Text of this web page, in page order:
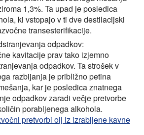
1,3%. Ta upad je posledica
ki vstopajo v ti dve destilacijski
transesterifikacije.
odpadkov:
kavitacije prav tako izjemno
odpadkov. Ta strošek v
razbijanja je približno petina
kar je posledica znatnega
odpadkov zaradi večje pretvorbe
porabljenega alkohola.
pretvorbi olj iz izrabljene kavne